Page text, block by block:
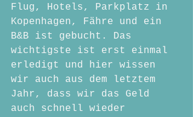
Flug, Hotels, Parkplatz in
Kopenhagen, Fähre und ein
B&B ist gebucht. Das
wichtigste ist erst einmal
erledigt und hier wissen
wir auch aus dem letztem
Jahr, dass wir das Geld
auch schnell wieder